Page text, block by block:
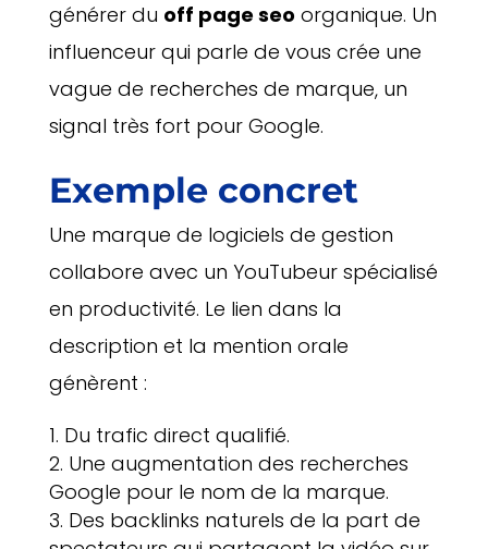
générer du off page seo organique. Un
influenceur qui parle de vous crée une
vague de recherches de marque, un
signal très fort pour Google.
Exemple concret
Une marque de logiciels de gestion
collabore avec un YouTubeur spécialisé
en productivité. Le lien dans la
description et la mention orale
génèrent :
Du trafic direct qualifié.
Une augmentation des recherches
Google pour le nom de la marque.
Des backlinks naturels de la part de